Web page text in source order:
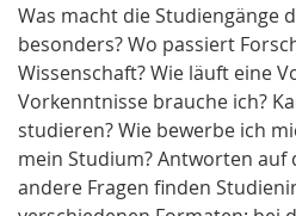
Was macht die Studiengänge
besonders? Wo passiert
Wissenschaft? Wie läuft eine
Vorkenntnisse brauche ich?
studieren? Wie bewerbe ich
mein Studium? Antworten auf
andere Fragen finden